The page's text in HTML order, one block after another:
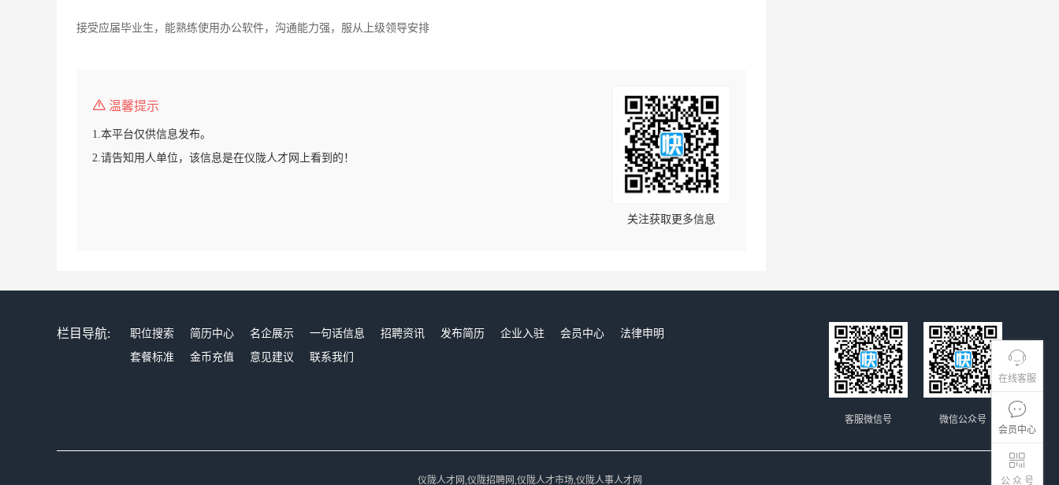
在线客服
会员中心
公 众 号
接受应届毕业生，能熟练使用办公软件，沟通能力强，服从上级领导安排
温馨提示
1.本平台仅供信息发布。
2.请告知用人单位，该信息是在仪陇人才网上看到的！
关注获取更多信息
栏目导航: 职位搜索 简历中心 名企展示 一句话信息 招聘资讯 发布简历 企业入驻 会员中心
法律申明
套餐标准
金币充值 意见建议 联系我们
微信公众号
客服微信号
仪陇人才网,仪陇招聘网,仪陇人才市场,仪陇人事人才网